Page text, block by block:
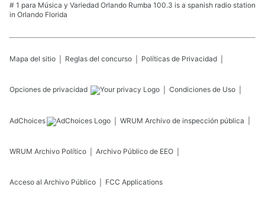
# 1 para Música y Variedad Orlando Rumba 100.3 is a spanish radio station
in Orlando Florida
Mapa del sitio Reglas del concurso Políticas de Privacidad
Opciones de privacidad Condiciones de Uso
AdChoices WRUM Archivo de inspección pública
WRUM Archivo Político Archivo Público de EEO
Acceso al Archivo Público FCC Applications